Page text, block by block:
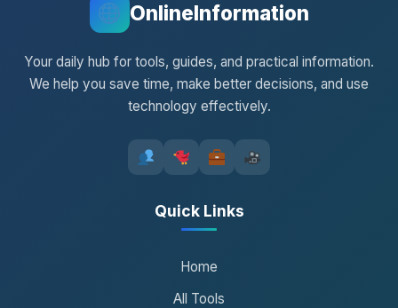
OnlineInformation
Your daily hub for tools, guides, and practical information.
We help you save time, make better decisions, and use
technology effectively.
Quick Links
Home
All Tools